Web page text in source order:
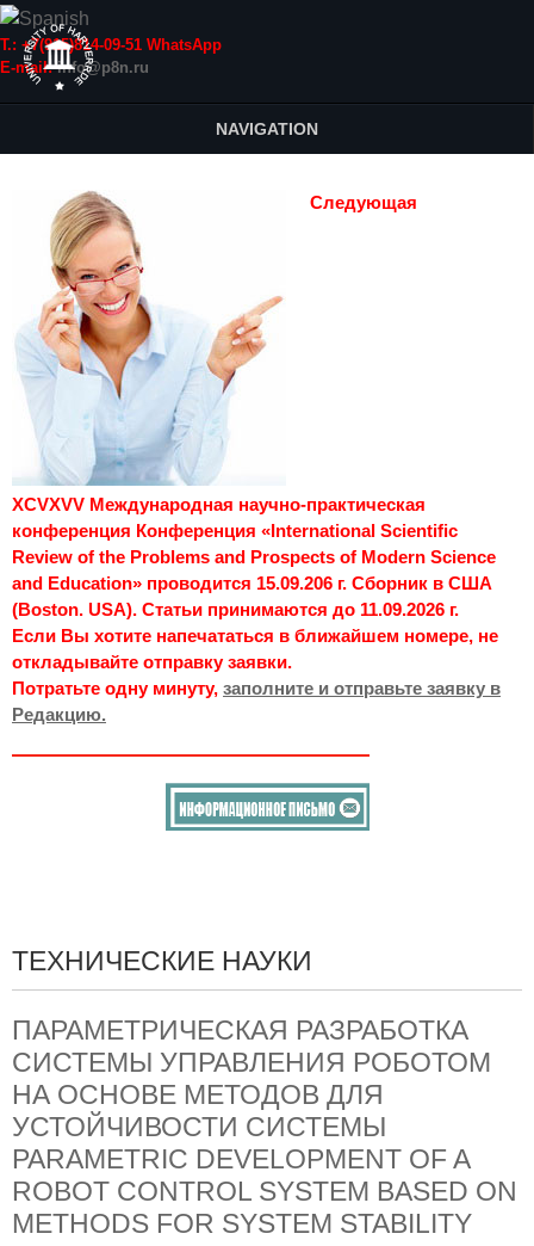
Т.: +7(915)814-09-51 WhatsApp
E-mail:info@p8n.ru
NAVIGATION
Следующая
XCVXVV Международная научно-практическая
конференция Конференция «International Scientific
Review of the Problems and Prospects of Modern Science
and Education» проводится 15.09.206 г. Сборник в США
(Boston. USA). Статьи принимаются до 11.09.2026 г.
Если Вы хотите напечататься в ближайшем номере, не
откладывайте отправку заявки.
Потратьте одну минуту, заполните и отправьте заявку в
Редакцию.
ТЕХНИЧЕСКИЕ НАУКИ
ПАРАМЕТРИЧЕСКАЯ РАЗРАБОТКА
СИСТЕМЫ УПРАВЛЕНИЯ РОБОТОМ
НА ОСНОВЕ МЕТОДОВ ДЛЯ
УСТОЙЧИВОСТИ СИСТЕМЫ
PARAMETRIC DEVELOPMENT OF A
ROBOT CONTROL SYSTEM BASED ON
METHODS FOR SYSTEM STABILITY